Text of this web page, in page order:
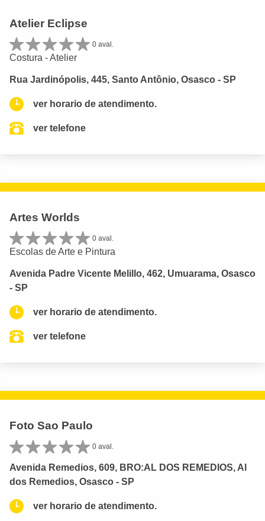
Atelier Eclipse
0 aval.
Costura - Atelier
Rua Jardinópolis, 445, Santo Antônio, Osasco - SP
ver horario de atendimento.
ver telefone
Artes Worlds
0 aval.
Escolas de Arte e Pintura
Avenida Padre Vicente Melillo, 462, Umuarama, Osasco
- SP
ver horario de atendimento.
ver telefone
Foto Sao Paulo
0 aval.
Avenida Remedios, 609, BRO:AL DOS REMEDIOS, Al
dos Remedios, Osasco - SP
ver horario de atendimento.